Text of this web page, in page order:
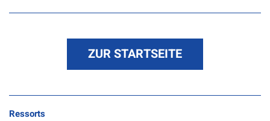
ZUR STARTSEITE
Ressorts